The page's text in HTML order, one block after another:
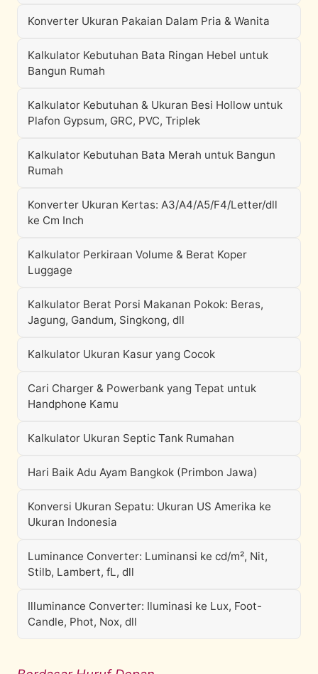
Konverter Ukuran Pakaian Dalam Pria & Wanita
Kalkulator Kebutuhan Bata Ringan Hebel untuk
Bangun Rumah
Kalkulator Kebutuhan & Ukuran Besi Hollow untuk
Plafon Gypsum, GRC, PVC, Triplek
Kalkulator Kebutuhan Bata Merah untuk Bangun
Rumah
Konverter Ukuran Kertas: A3/A4/A5/F4/Letter/dll
ke Cm Inch
Kalkulator Perkiraan Volume & Berat Koper
Luggage
Kalkulator Berat Porsi Makanan Pokok: Beras,
Jagung, Gandum, Singkong, dll
Kalkulator Ukuran Kasur yang Cocok
Cari Charger & Powerbank yang Tepat untuk
Handphone Kamu
Kalkulator Ukuran Septic Tank Rumahan
Hari Baik Adu Ayam Bangkok (Primbon Jawa)
Konversi Ukuran Sepatu: Ukuran US Amerika ke
Ukuran Indonesia
Luminance Converter: Luminansi ke cd/m², Nit,
Stilb, Lambert, fL, dll
Illuminance Converter: Iluminasi ke Lux, Foot-
Candle, Phot, Nox, dll